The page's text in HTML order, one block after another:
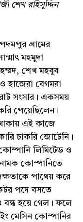
শেখ রাইসুদ্দিন
গ্রামের
মহমুদা
শেখ মহবুব
হাজেরা বেগমরা
সংসার। একসময়
পেয়েছিলেন।
এই কাজে
চাকরি জোটেনি।
লিমিটেড ও
নামক কোম্পানিতে
পাথেয় করে
পদে বসতে
বন্ধ হয়ে গেল। ফলে
মেসিন কোম্পানির